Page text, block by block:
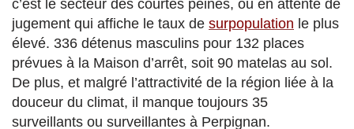
c’est le secteur des courtes peines, ou en attente de
jugement qui affiche le taux de surpopulation le plus
élevé. 336 détenus masculins pour 132 places
prévues à la Maison d’arrêt, soit 90 matelas au sol.
De plus, et malgré l’attractivité de la région liée à la
douceur du climat, il manque toujours 35
surveillants ou surveillantes à Perpignan.